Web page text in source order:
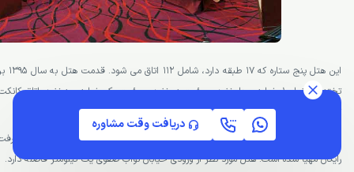
از ویژگی های اقامت در این هتل دسترسی مناسب به حرم امام رضا (ع) است و سرویس
رایگان مهیا شده است. هتل مورد نظر از ورودی خیابان نواب صفوی یک کیلومتر فاصله دارد.
دریافت وقت مشاوره